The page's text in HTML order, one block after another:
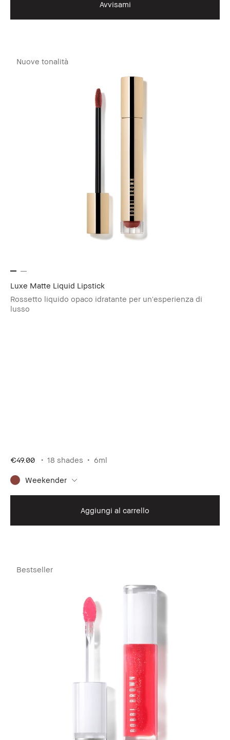
Avvisami
Nuove tonalità
Luxe Matte Liquid Lipstick
Rossetto liquido opaco idratante per un'esperienza di
lusso
€49.00 18 shades 6ml
Weekender
Aggiungi al carrello
Bestseller